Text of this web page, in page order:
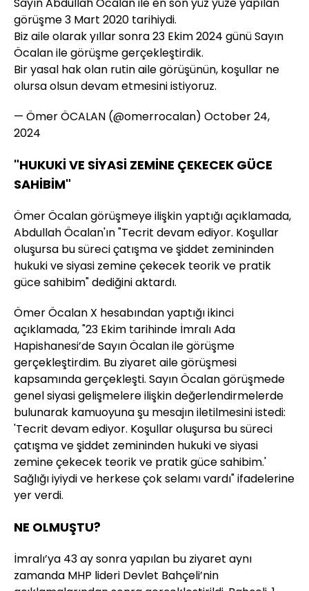
Sayın Abdullah Öcalan ile en son yüz yüze yapılan
görüşme 3 Mart 2020 tarihiydi.
Biz aile olarak yıllar sonra 23 Ekim 2024 günü Sayın
Öcalan ile görüşme gerçekleştirdik.
Bir yasal hak olan rutin aile görüşünün, koşullar ne
olursa olsun devam etmesini istiyoruz.
— Ömer ÖCALAN (@omerrocalan) October 24,
2024
"HUKUKİ VE SİYASİ ZEMİNE ÇEKECEK GÜCE
SAHİBİM"
Ömer Öcalan görüşmeye ilişkin yaptığı açıklamada,
Abdullah Öcalan'ın "Tecrit devam ediyor. Koşullar
oluşursa bu süreci çatışma ve şiddet zemininden
hukuki ve siyasi zemine çekecek teorik ve pratik
güce sahibim" dediğini aktardı.
Ömer Öcalan X hesabından yaptığı ikinci
açıklamada, "23 Ekim tarihinde İmralı Ada
Hapishanesi’de Sayın Öcalan ile görüşme
gerçekleştirdim. Bu ziyaret aile görüşmesi
kapsamında gerçekleşti. Sayın Öcalan görüşmede
genel siyasi gelişmelere ilişkin değerlendirmelerde
bulunarak kamuoyuna şu mesajın iletilmesini istedi:
'Tecrit devam ediyor. Koşullar oluşursa bu süreci
çatışma ve şiddet zemininden hukuki ve siyasi
zemine çekecek teorik ve pratik güce sahibim.'
Sağlığı iyiydi ve herkese çok selamı vardı" ifadelerine
yer verdi.
NE OLMUŞTU?
İmralı’ya 43 ay sonra yapılan bu ziyaret aynı
zamanda MHP lideri Devlet Bahçeli’nin